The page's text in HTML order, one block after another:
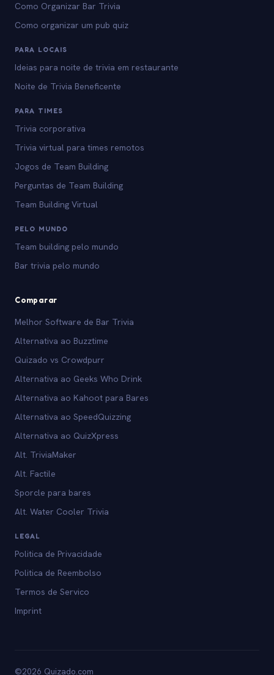
Como Organizar Bar Trivia
Como organizar um pub quiz
PARA LOCAIS
Ideias para noite de trivia em restaurante
Noite de Trivia Beneficente
PARA TIMES
Trivia corporativa
Trivia virtual para times remotos
Jogos de Team Building
Perguntas de Team Building
Team Building Virtual
PELO MUNDO
Team building pelo mundo
Bar trivia pelo mundo
Comparar
Melhor Software de Bar Trivia
Alternativa ao Buzztime
Quizado vs Crowdpurr
Alternativa ao Geeks Who Drink
Alternativa ao Kahoot para Bares
Alternativa ao SpeedQuizzing
Alternativa ao QuizXpress
Alt. TriviaMaker
Alt. Factile
Sporcle para bares
Alt. Water Cooler Trivia
LEGAL
Politica de Privacidade
Politica de Reembolso
Termos de Servico
Imprint
©2026 Quizado.com